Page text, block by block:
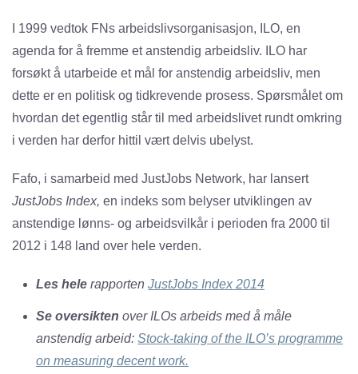
I 1999 vedtok FNs arbeidslivsorganisasjon, ILO, en
agenda for å fremme et anstendig arbeidsliv. ILO har
forsøkt å utarbeide et mål for anstendig arbeidsliv, men
dette er en politisk og tidkrevende prosess. Spørsmålet om
hvordan det egentlig står til med arbeidslivet rundt omkring
i verden har derfor hittil vært delvis ubelyst.
Fafo, i samarbeid med JustJobs Network, har lansert
JustJobs Index, en indeks som belyser utviklingen av
anstendige lønns- og arbeidsvilkår i perioden fra 2000 til
2012 i 148 land over hele verden.
Les hele rapporten JustJobs Index 2014
Se oversikten over ILOs arbeids med å måle
anstendig arbeid: Stock-taking of the ILO’s programme
on measuring decent work.